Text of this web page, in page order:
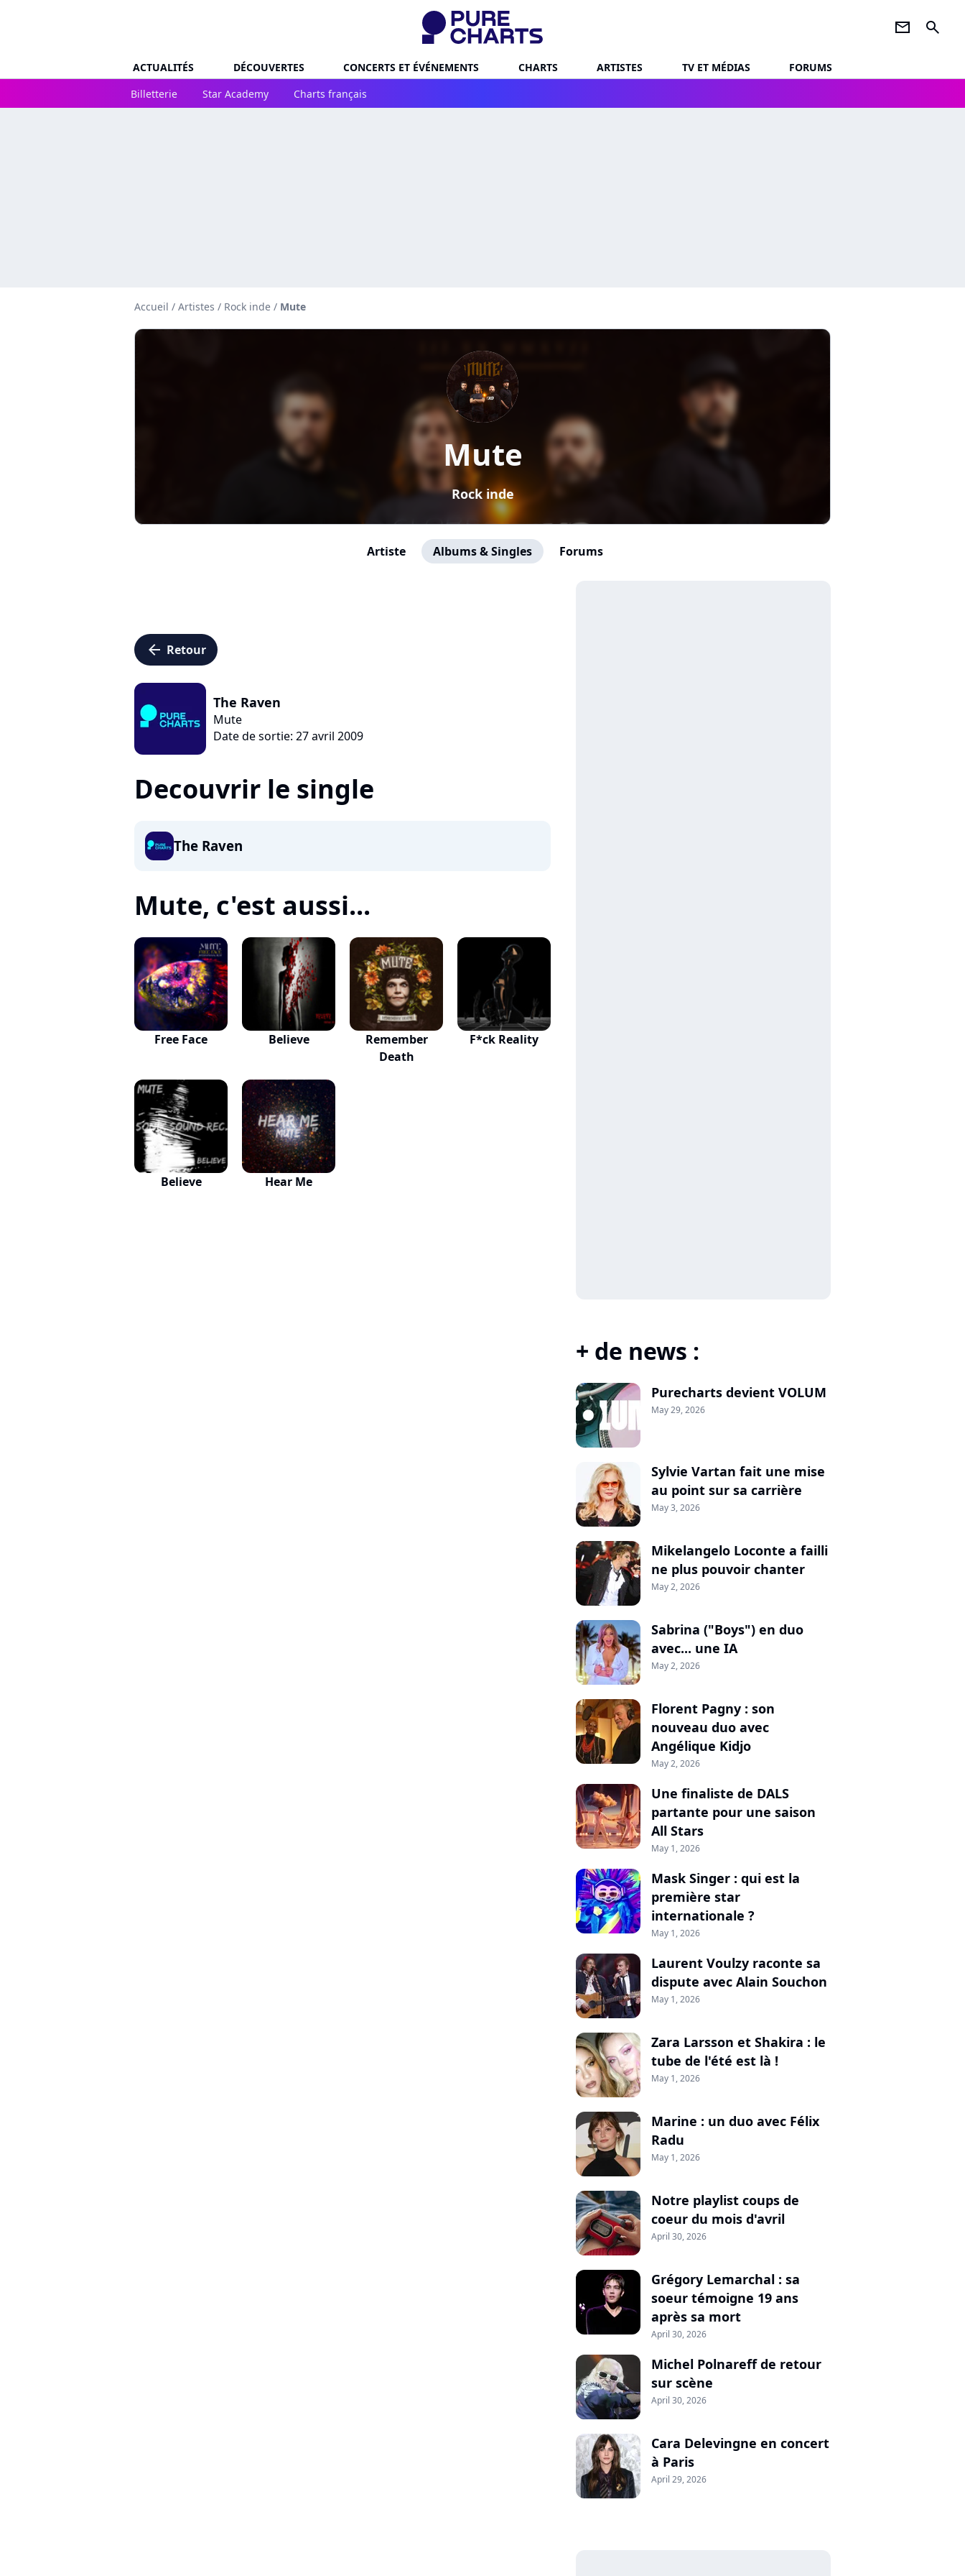
newsletter search
ACTUALITÉS DÉCOUVERTES CONCERTS ET ÉVÉNEMENTS CHARTS ARTISTES TV ET MÉDIAS
FORUMS
Billetterie
Star Academy Charts français
Accueil / Artistes / Rock inde / Mute
Mute
Rock inde
Artiste Albums & Singles Forums
arrow_left Retour
The Raven
Mute
Date de sortie: 27 avril 2009
Decouvrir le single
The Raven
Mute, c'est aussi...
Free Face Believe
Remember
Death
F*ck Reality
Believe Hear Me
+ de news :
Purecharts devient VOLUM
May 29, 2026
Sylvie Vartan fait une mise
au point sur sa carrière
May 3, 2026
Mikelangelo Loconte a failli
ne plus pouvoir chanter
May 2, 2026
Sabrina ("Boys") en duo
avec... une IA
May 2, 2026
Florent Pagny : son
nouveau duo avec
Angélique Kidjo
May 2, 2026
Une finaliste de DALS
partante pour une saison
All Stars
May 1, 2026
Mask Singer : qui est la
première star
internationale ?
May 1, 2026
Laurent Voulzy raconte sa
dispute avec Alain Souchon
May 1, 2026
Zara Larsson et Shakira : le
tube de l'été est là !
May 1, 2026
Marine : un duo avec Félix
Radu
May 1, 2026
Notre playlist coups de
coeur du mois d'avril
April 30, 2026
Grégory Lemarchal : sa
soeur témoigne 19 ans
après sa mort
April 30, 2026
Michel Polnareff de retour
sur scène
April 30, 2026
Cara Delevingne en concert
à Paris
April 29, 2026